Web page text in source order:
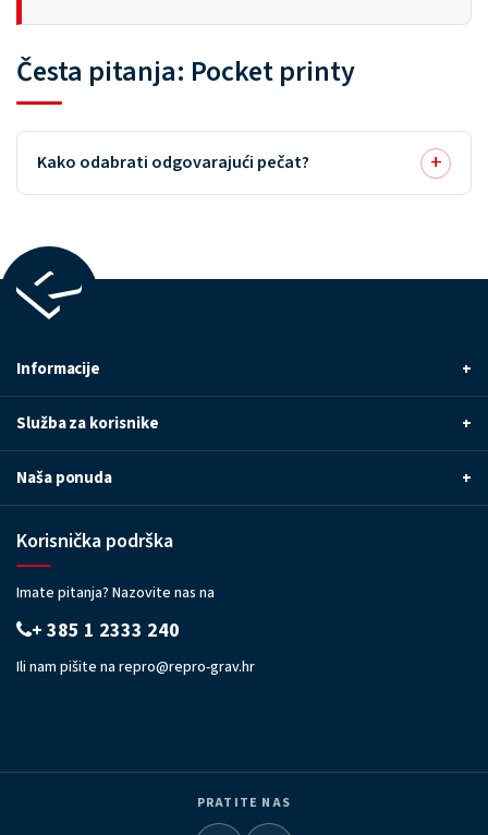
Česta pitanja: Pocket printy
Kako odabrati odgovarajući pečat?
Informacije +
Služba za korisnike +
Naša ponuda +
Korisnička podrška
Imate pitanja? Nazovite nas na
+ 385 1 2333 240
Ili nam pišite na repro@repro-grav.hr
PRATITE NAS